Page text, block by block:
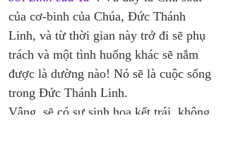
của cơ-binh của Chúa, Đức Thánh
Linh, và từ thời gian này trở đi sẽ phụ
trách và một tình huống khác sẽ nắm
được là dường nào! Nó sẽ là cuộc sống
trong Đức Thánh Linh.
Vâng, sẽ có sự sinh hoa kết trái, không